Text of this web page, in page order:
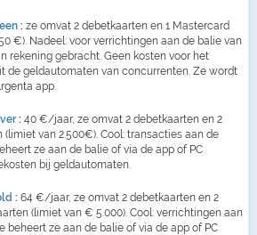
: ze omvat 2 debetkaarten en 1 Mastercard
€). Nadeel: voor verrichtingen aan de balie van
rekening gebracht. Geen kosten voor het
de geldautomaten van concurrenten. Ze wordt
app.
: 40 €/jaar, ze omvat 2 debetkaarten en 2
van 2.500€). Cool: transacties aan de
ze aan de balie of via de app of PC
bij geldautomaten.
: 64 €/jaar, ze omvat 2 debetkaarten en 2
(limiet van € 5.000). Cool: verrichtingen aan
beheert ze aan de balie of via de app of PC